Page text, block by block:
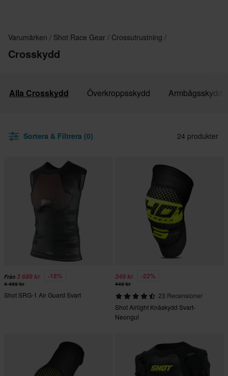
Varumärken Shot Race Gear Crossutrustning
Crosskydd
Alla Crosskydd Överkroppsskydd Armbågsskydd
Sortera & Filtrera (0) 24 produkter
Från 3 689 kr -18%
4 499 kr
Shot SRG-1 Air Guard Svart
349 kr -22%
449 kr
23 Recensioner
Shot Airlight Knäskydd Svart-
Neongul